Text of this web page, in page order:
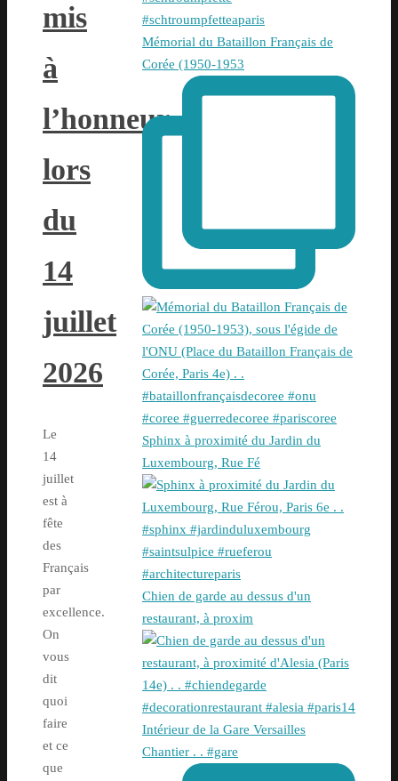
mis
à
l’honneur
lors
du
14
juillet
2026
Le
14
juillet
est à
fête
des
Français
par
excellence.
On
vous
dit
quoi
faire
et ce
que
Mémorial du Bataillon Français de
Corée (1950-1953
Sphinx à proximité du Jardin du
Luxembourg, Rue Fé
Chien de garde au dessus d'un
restaurant, à proxim
Intérieur de la Gare Versailles
Chantier . . #gare